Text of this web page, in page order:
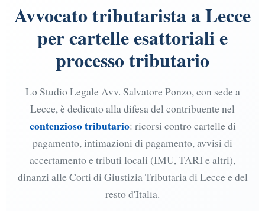
Avvocato tributarista a Lecce
per cartelle esattoriali e
processo tributario
Lo Studio Legale Avv. Salvatore Ponzo, con sede a
Lecce, è dedicato alla difesa del contribuente nel
contenzioso tributario: ricorsi contro cartelle di
pagamento, intimazioni di pagamento, avvisi di
accertamento e tributi locali (IMU, TARI e altri),
dinanzi alle Corti di Giustizia Tributaria di Lecce e del
resto d'Italia.